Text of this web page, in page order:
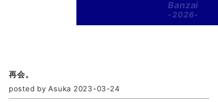
Banzai
-2026-
再会。
posted by Asuka 2023-03-24